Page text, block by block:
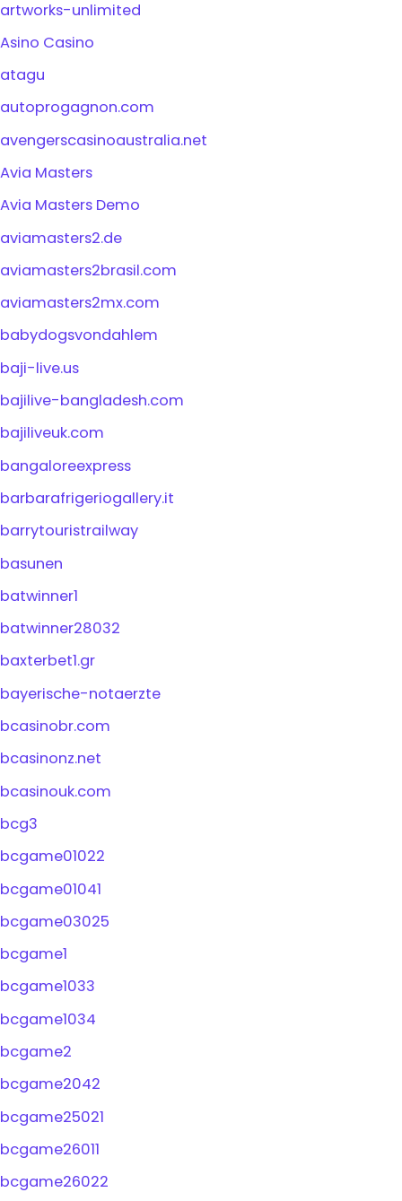
artworks-unlimited
Asino Casino
atagu
autoprogagnon.com
avengerscasinoaustralia.net
Avia Masters
Avia Masters Demo
aviamasters2.de
aviamasters2brasil.com
aviamasters2mx.com
babydogsvondahlem
baji-live.us
bajilive-bangladesh.com
bajiliveuk.com
bangaloreexpress
barbarafrigeriogallery.it
barrytouristrailway
basunen
batwinner1
batwinner28032
baxterbet1.gr
bayerische-notaerzte
bcasinobr.com
bcasinonz.net
bcasinouk.com
bcg3
bcgame01022
bcgame01041
bcgame03025
bcgame1
bcgame1033
bcgame1034
bcgame2
bcgame2042
bcgame25021
bcgame26011
bcgame26022